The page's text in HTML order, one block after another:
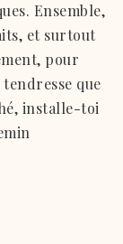
Ensemble,
et surtout
pour
que
installe-toi